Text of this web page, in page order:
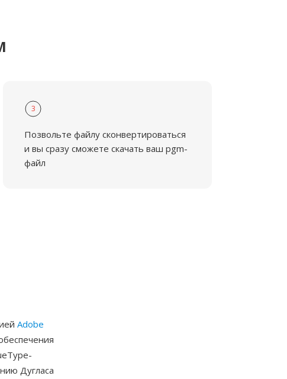
3
Позвольте файлу сконвертироваться
и вы сразу сможете скачать ваш pgm-
файл
Adobe
Дугласа